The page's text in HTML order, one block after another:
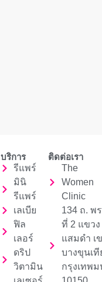
บริการ
รีแพร์
มินิ
รีแพร์
เลเบีย
ฟิล
เลอร์
ดริป
วิตามิน
ติดต่อเรา
The
Women
Clinic
134 ถ. พ
ที่ 2 แขวง
แสมดำ เ
บางขุนเที
กรุงเทพ